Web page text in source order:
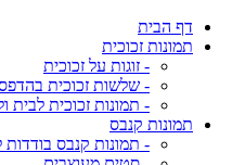
דף הבית
תמונות זכוכית
- זוגות על זכוכית
- שלשות זכוכית
- תמונות זכוכית לבית
תמונות קנבס
- תמונות קנבס